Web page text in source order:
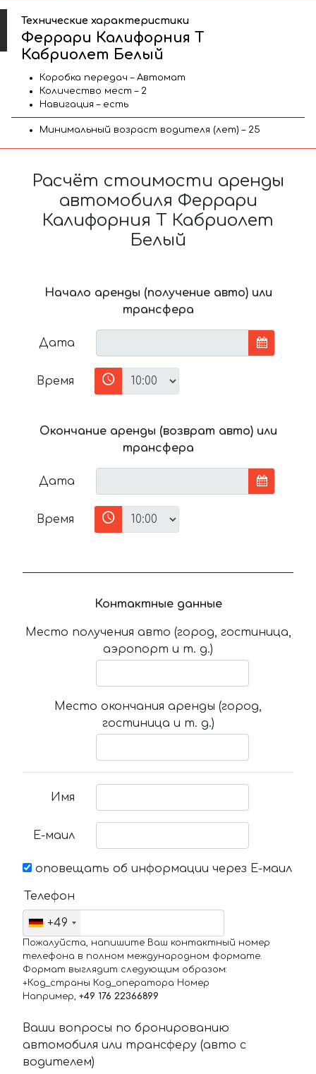
Технические характеристики
Феррари Калифорния Т
Кабриолет Белый
Коробка передач – Автомат
Количество мест – 2
Навигация – есть
Минимальный возраст водителя (лет) – 25
Расчёт стоимости аренды
автомобиля Феррари
Калифорния Т Кабриолет
Белый
Начало аренды (получение авто) или
трансфера
Дата
Время
Окончание аренды (возврат авто) или
трансфера
Дата
Время
Контактные данные
Место получения авто (город, гостиница,
аэропорт и т. д.)
Место окончания аренды (город,
гостиница и т. д.)
Имя
Е-маил
оповещать об информации через Е-маил
Телефон
+49
Пожалуйста, напишите Ваш контактный номер
телефона в полном международном формате.
Формат выглядит следующим образом:
+Код_страны Код_оператора Номер
Например, +49 176 22366899
Ваши вопросы по бронированию
автомобиля или трансферу (авто с
водителем)